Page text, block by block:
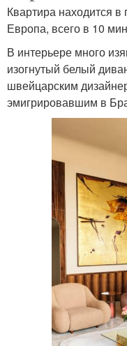
Квартира находится
Европа, всего в 10
В интерьере много
изогнутый белый
швейцарским
эмигрировавшим в